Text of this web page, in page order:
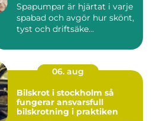
Spapumpar är hjärtat i varje
spabad och avgör hur skönt,
tyst och driftsäke...
06. aug
Bilskrot i stockholm så
fungerar ansvarsfull
bilskrotning i praktiken